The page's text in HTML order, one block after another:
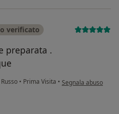
verificato
preparata .
• Prima Visita • secondo l'opinione
Segnala abuso